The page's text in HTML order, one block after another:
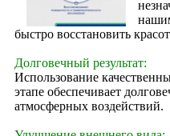
быстро восстановить
Долговечный результат:
Использование
этапе обеспечивает
атмосферных воздействий.